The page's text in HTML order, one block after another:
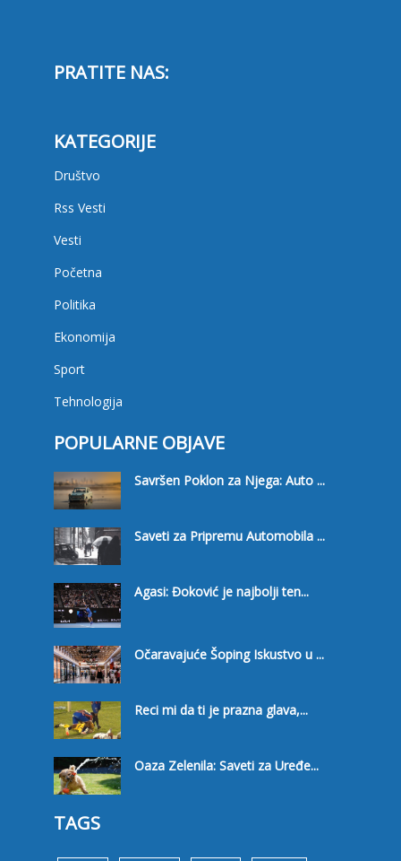
PRATITE NAS:
KATEGORIJE
Društvo
Rss Vesti
Vesti
Početna
Politika
Ekonomija
Sport
Tehnologija
POPULARNE OBJAVE
Savršen Poklon za Njega: Auto ...
Saveti za Pripremu Automobila ...
Agasi: Đoković je najbolji ten...
Očaravajuće Šoping Iskustvo u ...
Reci mi da ti je prazna glava,...
Oaza Zelenila: Saveti za Uređe...
TAGS